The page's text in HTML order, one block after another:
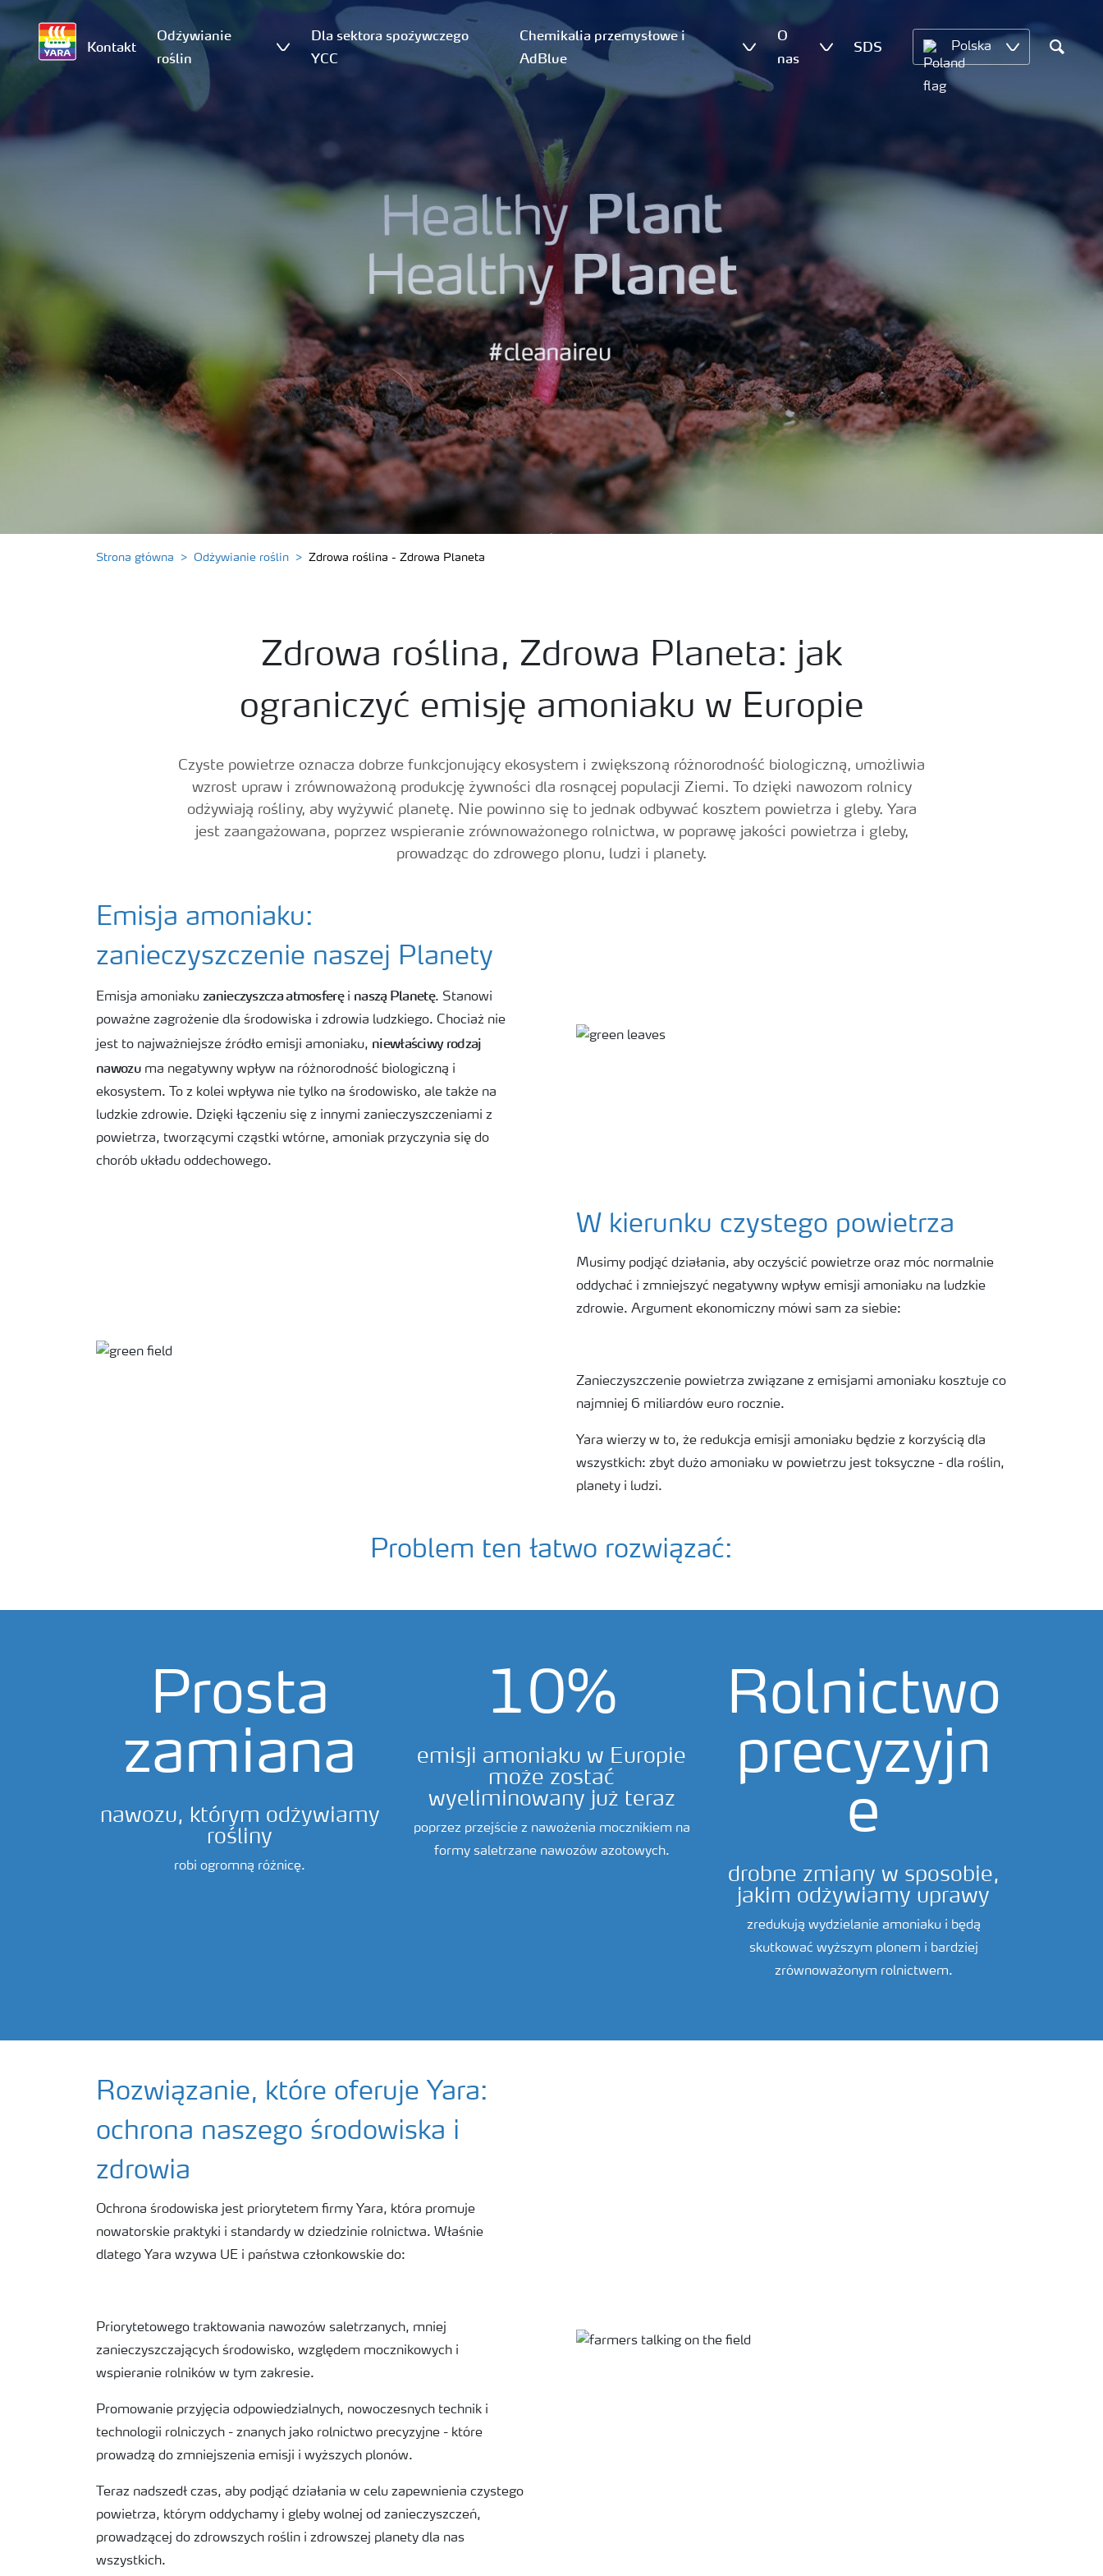
Kontakt
Odżywianie
roślin
Dla sektora spożywczego
YCC
Chemikalia przemysłowe i
AdBlue
O
nas
SDS Polska
Search
Strona główna Odżywianie roślin Zdrowa roślina - Zdrowa Planeta
Zdrowa roślina, Zdrowa Planeta: jak
ograniczyć emisję amoniaku w Europie
Czyste powietrze oznacza dobrze funkcjonujący ekosystem i zwiększoną różnorodność biologiczną, umożliwia
wzrost upraw i zrównoważoną produkcję żywności dla rosnącej populacji Ziemi. To dzięki nawozom rolnicy
odżywiają rośliny, aby wyżywić planetę. Nie powinno się to jednak odbywać kosztem powietrza i gleby. Yara
jest zaangażowana, poprzez wspieranie zrównoważonego rolnictwa, w poprawę jakości powietrza i gleby,
prowadząc do zdrowego plonu, ludzi i planety.
Emisja amoniaku:
zanieczyszczenie naszej Planety
Emisja amoniaku zanieczyszcza atmosferęi naszą Planetę. Stanowi
poważne zagrożenie dla środowiska i zdrowia ludzkiego. Chociaż nie
jest to najważniejsze źródło emisji amoniaku, niewłaściwy rodzaj
nawozuma negatywny wpływ na różnorodność biologiczną i
ekosystem. To z kolei wpływa nie tylko na środowisko, ale także na
ludzkie zdrowie. Dzięki łączeniu się z innymi zanieczyszczeniami z
powietrza, tworzącymi cząstki wtórne, amoniak przyczynia się do
chorób układu oddechowego.
W kierunku czystego powietrza
Musimy podjąć działania, aby oczyścić powietrze oraz móc normalnie
oddychać i zmniejszyć negatywny wpływ emisji amoniaku na ludzkie
zdrowie. Argument ekonomiczny mówi sam za siebie:
Zanieczyszczenie powietrza związane z emisjami amoniaku kosztuje co
najmniej 6 miliardów euro rocznie.
Yara wierzy w to, że redukcja emisji amoniaku będzie z korzyścią dla
wszystkich: zbyt dużo amoniaku w powietrzu jest toksyczne - dla roślin,
planety i ludzi.
Problem ten łatwo rozwiązać:
Prosta
zamiana
nawozu, którym odżywiamy
rośliny
robi ogromną różnicę.
10%
emisji amoniaku w Europie
może zostać
wyeliminowany już teraz
poprzez przejście z nawożenia mocznikiem na
formy saletrzane nawozów azotowych.
Rolnictwo
precyzyjn
e
drobne zmiany w sposobie,
jakim odżywiamy uprawy
zredukują wydzielanie amoniaku i będą
skutkować wyższym plonem i bardziej
zrównoważonym rolnictwem.
Rozwiązanie, które oferuje Yara:
ochrona naszego środowiska i
zdrowia
Ochrona środowiska jest priorytetem firmy Yara, która promuje
nowatorskie praktyki i standardy w dziedzinie rolnictwa. Właśnie
dlatego Yara wzywa UE i państwa członkowskie do:
Priorytetowego traktowania nawozów saletrzanych, mniej
zanieczyszczających środowisko, względem mocznikowych i
wspieranie rolników w tym zakresie.
Promowanie przyjęcia odpowiedzialnych, nowoczesnych technik i
technologii rolniczych - znanych jako rolnictwo precyzyjne - które
prowadzą do zmniejszenia emisji i wyższych plonów.
Teraz nadszedł czas, aby podjąć działania w celu zapewnienia czystego
powietrza, którym oddychamy i gleby wolnej od zanieczyszczeń,
prowadzącej do zdrowszych roślin i zdrowszej planety dla nas
wszystkich.